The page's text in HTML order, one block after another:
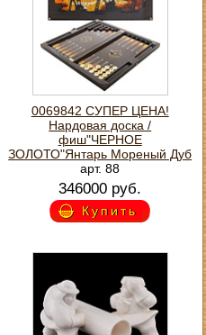
0069842 СУПЕР ЦЕНА!
Нардовая доска /
фиш"ЧЕРНОЕ
ЗОЛОТО"Янтарь Мореный Дуб
арт. 88
346000 руб.
Купить